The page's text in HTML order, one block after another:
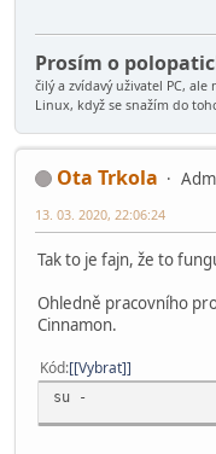
Prosím o
čilý a zvídavý uživatel PC,
Linux, když se snažím do
Ota Trkola
13. 03. 2020, 22:06:24
Tak to je fajn, že to
Ohledně pracovního
Cinnamon.
Kód [Vybrat]
su -